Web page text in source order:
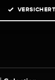
springen